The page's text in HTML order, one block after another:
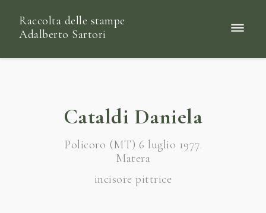
Raccolta delle stampe
Adalberto Sartori
Cataldi Daniela
Policoro (MT) 6 luglio 1977.
Matera
incisore pittrice